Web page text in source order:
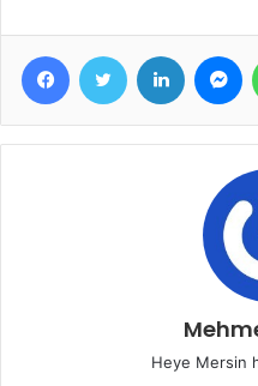
FacebookTwitter LinkedIn
Heye Mersin